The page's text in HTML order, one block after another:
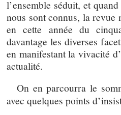
l’ensemble séduit, et
nous sont connus, la revue
en cette année du
davantage les diverses
en manifestant la vivacité
actualité.
On en parcourra le
avec quelques points